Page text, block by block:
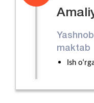
maktab
Ish